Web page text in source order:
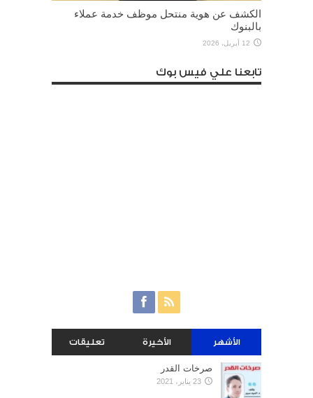
الكشف عن هوية منتحل موظف خدمة عملاء
بالبنوك
12 أبريل، 2026
تابعنا علي فيس بوك
الأشهر الأخيرة تعليقات
صرخات القدر
23 يناير، 2021